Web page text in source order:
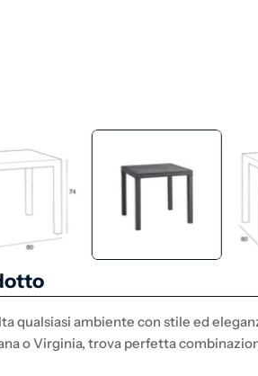
qualsiasi ambiente con stile ed
o Virginia, trova perfetta